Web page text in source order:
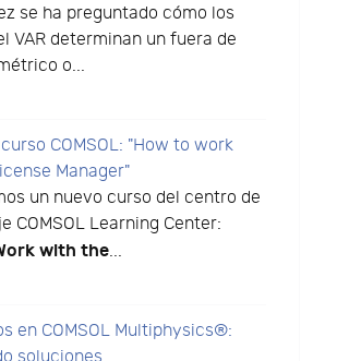
se ha preguntado cómo los
VAR determinan un fuera de
o...
COMSOL: "How to work
Manager"
un nuevo curso del centro de
COMSOL Learning Center:
with the...
en COMSOL Multiphysics®:
soluciones